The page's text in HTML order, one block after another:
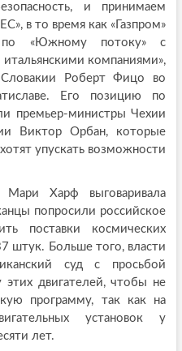
и принимаем
в то время как «Газпром»
по «Южному потоку» с
компаниями»,
Роберт Фицо во
Его позицию по
премьер-министры Чехии
Виктор Орбан, которые
упускать возможности
Харф выговаривала
попросили российское
поставки космических
штук. Больше того, власти
суд с просьбой
этих двигателей, чтобы не
программу, так как на
установок у
лет.